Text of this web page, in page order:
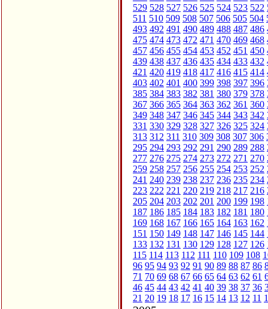
529 528 527 526 525 524 523 522
511 510 509 508 507 506 505 504
493 492 491 490 489 488 487 486
475 474 473 472 471 470 469 468
457 456 455 454 453 452 451 450
439 438 437 436 435 434 433 432
421 420 419 418 417 416 415 414
403 402 401 400 399 398 397 396
385 384 383 382 381 380 379 378
367 366 365 364 363 362 361 360
349 348 347 346 345 344 343 342
331 330 329 328 327 326 325 324
313 312 311 310 309 308 307 306
295 294 293 292 291 290 289 288
277 276 275 274 273 272 271 270
259 258 257 256 255 254 253 252
241 240 239 238 237 236 235 234
223 222 221 220 219 218 217 216
205 204 203 202 201 200 199 198
187 186 185 184 183 182 181 180
169 168 167 166 165 164 163 162
151 150 149 148 147 146 145 144
133 132 131 130 129 128 127 126
115 114 113 112 111 110 109 108
96 95 94 93 92 91 90 89 88 87 86
71 70 69 68 67 66 65 64 63 62 61
46 45 44 43 42 41 40 39 38 37 36
21 20 19 18 17 16 15 14 13 12 11